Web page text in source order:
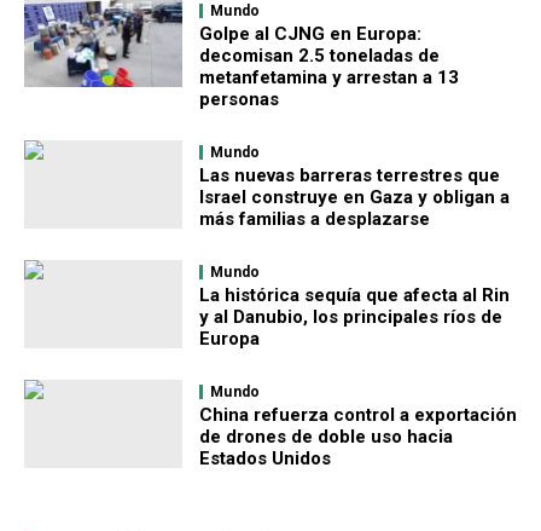
Mundo
Golpe al CJNG en Europa:
decomisan 2.5 toneladas de
metanfetamina y arrestan a 13
personas
Mundo
Las nuevas barreras terrestres que
Israel construye en Gaza y obligan a
más familias a desplazarse
Mundo
La histórica sequía que afecta al Rin
y al Danubio, los principales ríos de
Europa
Mundo
China refuerza control a exportación
de drones de doble uso hacia
Estados Unidos